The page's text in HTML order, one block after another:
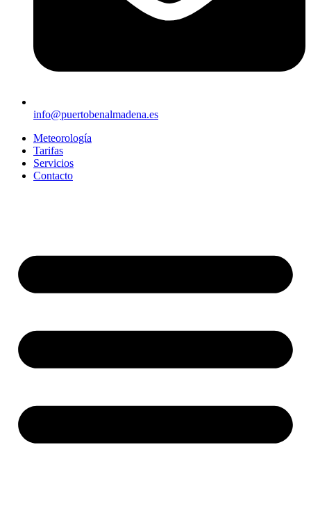
info@puertobenalmadena.es
Meteorología
Tarifas
Servicios
Contacto